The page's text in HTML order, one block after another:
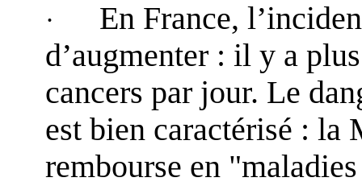
·
En France,
d’augmenter : il y a
cancers par jour. Le
est bien caractérisé : la
rembourse en